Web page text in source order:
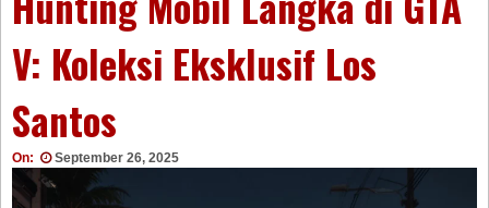
V: Koleksi Eksklusif Los
Santos
On: September 26, 2025